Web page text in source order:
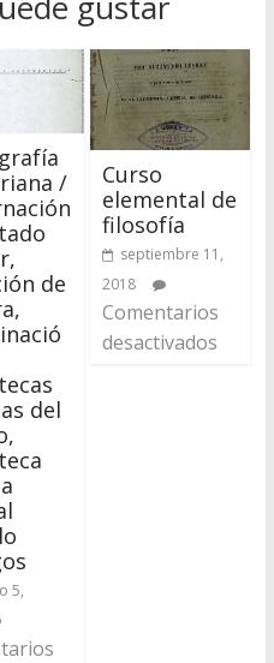
/
de
del
5,
Curso
elemental de
filosofía
septiembre 11,
2018
Comentarios
desactivados